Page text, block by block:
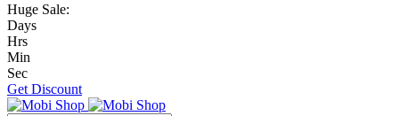
Huge Sale:
Days
Hrs
Min
Sec
Get Discount